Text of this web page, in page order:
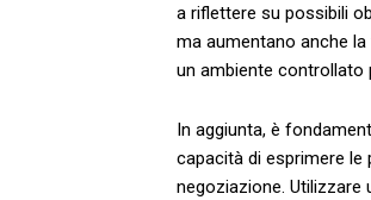
a ⁢riflettere su possibili
‍ma⁤ aumentano anche
un ambiente controllato
In ​aggiunta, è
capacità di esprimere
negoziazione.